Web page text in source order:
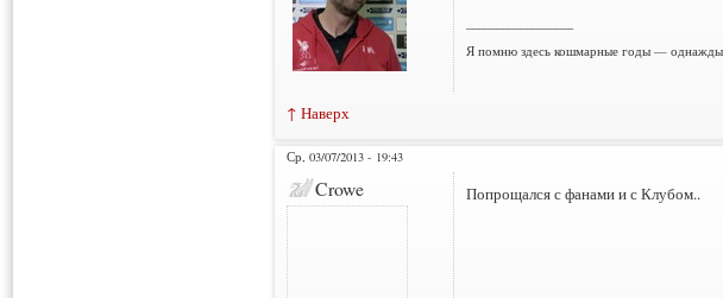
Я помню здесь кошмарные годы —
↑ Наверх
Ср, 03/07/2013 - 19:43
Crowe Попрощался с фанами и с Клубом..